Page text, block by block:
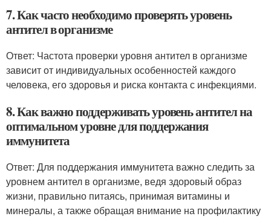
7. Как часто необходимо проверять уровень
антител в организме
Ответ: Частота проверки уровня антител в организме
зависит от индивидуальных особенностей каждого
человека, его здоровья и риска контакта с инфекциями.
8. Как важно поддерживать уровень антител на
оптимальном уровне для поддержания
иммунитета
Ответ: Для поддержания иммунитета важно следить за
уровнем антител в организме, ведя здоровый образ
жизни, правильно питаясь, принимая витамины и
минералы, а также обращая внимание на профилактику